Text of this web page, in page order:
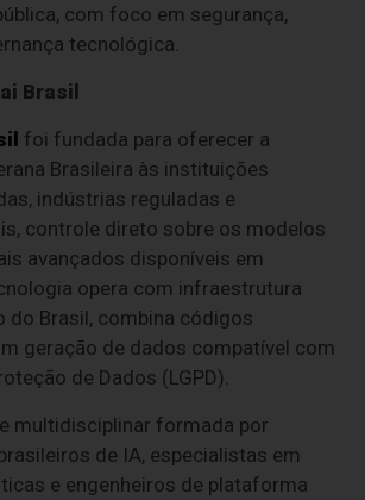
com foco em segurança,
tecnológica.
Brasil
foi fundada para oferecer a
Brasileira às instituições
indústrias reguladas e
controle direto sobre os modelos
avançados disponíveis em
opera com infraestrutura
do Brasil, combina códigos
geração de dados compatível com
de Dados (LGPD).
multidisciplinar formada por
de IA, especialistas em
e engenheiros de plataforma